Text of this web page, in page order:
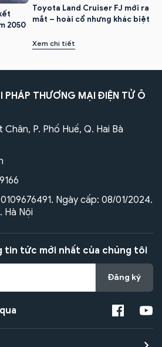
2050
Toyota Land Cruiser FJ mới ra
mắt – hoài cổ nhưng khác biệt
Xem chi tiết
PHÁP THƯƠNG MẠI ĐIỆN TỬ Ô
P. Phố Huế, Q. Hai Bà
Ngày cấp: 08/01/2024.
Hà Nội
tin tức mới nhất của chúng tôi
Đăng ký